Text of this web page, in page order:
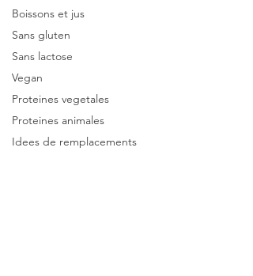
Boissons et jus
Sans gluten
Sans lactose
Vegan
Proteines vegetales
Proteines animales
Idees de remplacements